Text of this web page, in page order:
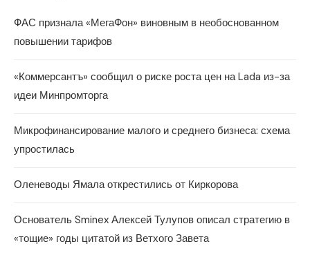
ФАС признала «МегаФон» виновным в необоснованном
повышении тарифов
«Коммерсантъ» сообщил о риске роста цен на Lada из-за
идеи Минпромторга
Микрофинансирование малого и среднего бизнеса: схема
упростилась
Оленеводы Ямала открестились от Киркорова
Основатель Sminex Алексей Тулупов описал стратегию в
«тощие» годы цитатой из Ветхого Завета